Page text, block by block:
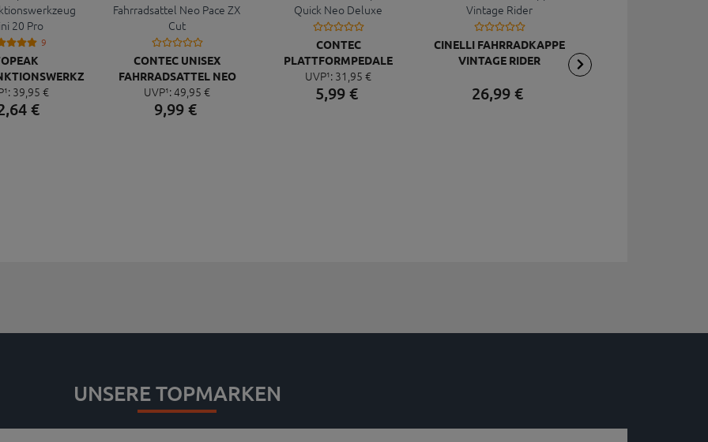
9
20 PRO
39, 95 €
64€
CONTEC UNISEX
FAHRRADSATTEL NEO
PACE ZX CUT
UVP¹:49, 95 €
9,99 €
CONTEC
PLATTFORMPEDALE
QUICK NEO DELUXE
UVP¹: 31, 95 €
5,99 €
CINELLI FAHRRADKAPPE
VINTAGE RIDER
26,99€
UNSERE TOPMARKEN